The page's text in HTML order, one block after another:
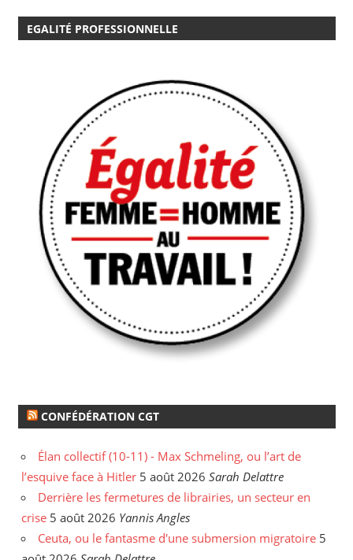
EGALITÉ PROFESSIONNELLE
CONFÉDÉRATION CGT
Élan collectif (10-11) - Max Schmeling, ou l’art de
l’esquive face à Hitler 5 août 2026 Sarah Delattre
Derrière les fermetures de librairies, un secteur en
crise 5 août 2026 Yannis Angles
Ceuta, ou le fantasme d'une submersion migratoire 5